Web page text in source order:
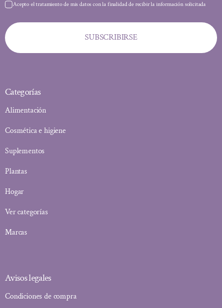
Acepto el tratamiento de mis datos con la finalidad de recibir la información solicitada
SUBSCRIBIRSE
Categorías
Alimentación
Cosmética e higiene
Suplementos
Plantas
Hogar
Ver categorías
Marcas
Avisos legales
Condiciones de compra